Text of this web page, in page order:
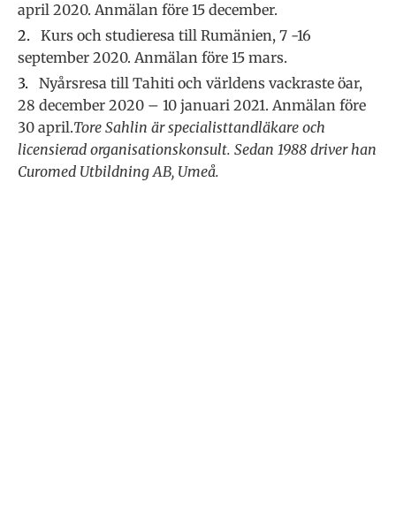
april 2020. Anmälan före 15 december.
Kurs och studieresa till Rumänien, 7 -16
september 2020. Anmälan före 15 mars.
Nyårsresa till Tahiti och världens vackraste öar,
28 december 2020 – 10 januari 2021. Anmälan före
30 april.Tore Sahlin är specialisttandläkare och
licensierad organisationskonsult. Sedan 1988 driver han
Curomed Utbildning AB, Umeå.